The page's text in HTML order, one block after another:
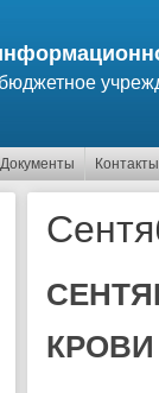
Документы Контакты
КРОВИ